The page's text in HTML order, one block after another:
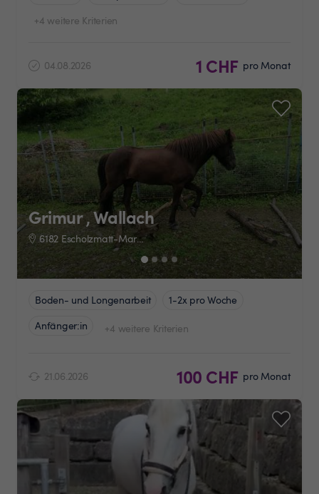
+4 weitere Kriterien
04.08.2026 1 CHF pro Monat
Grimur , Wallach
6182 Escholzmatt-Marbach
Boden- und Longenarbeit
1-2x pro Woche
Anfänger:in
+4 weitere Kriterien
21.06.2026 100 CHF pro Monat